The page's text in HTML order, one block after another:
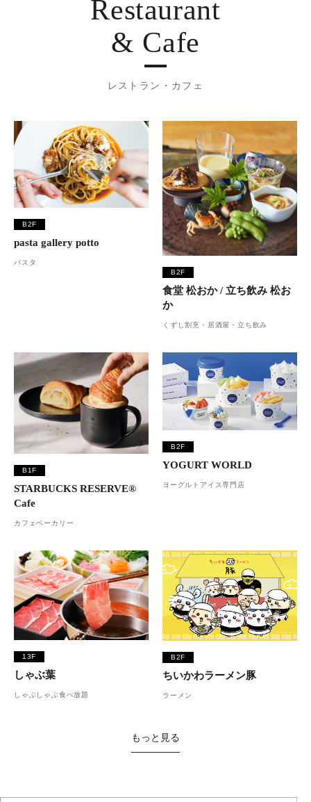
Restaurant
& Cafe
レストラン・カフェ
B2F
pasta gallery potto
パスタ
B2F
食堂 松おか / 立ち飲み 松お
か
くずし割烹・居酒屋・立ち飲み
B1F
STARBUCKS RESERVE®︎
Cafe
カフェベーカリー
B2F
YOGURT WORLD
ヨーグルトアイス専門店
13F
しゃぶ葉
しゃぶしゃぶ食べ放題
B2F
ちいかわラーメン豚
ラーメン
もっと見る